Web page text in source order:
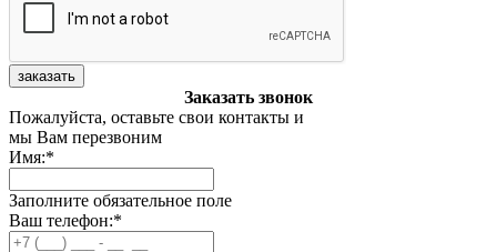
заказать
Заказать звонок
Пожалуйста, оставьте свои контакты и
мы Вам перезвоним
Имя:*
Заполните обязательное поле
Ваш телефон:*